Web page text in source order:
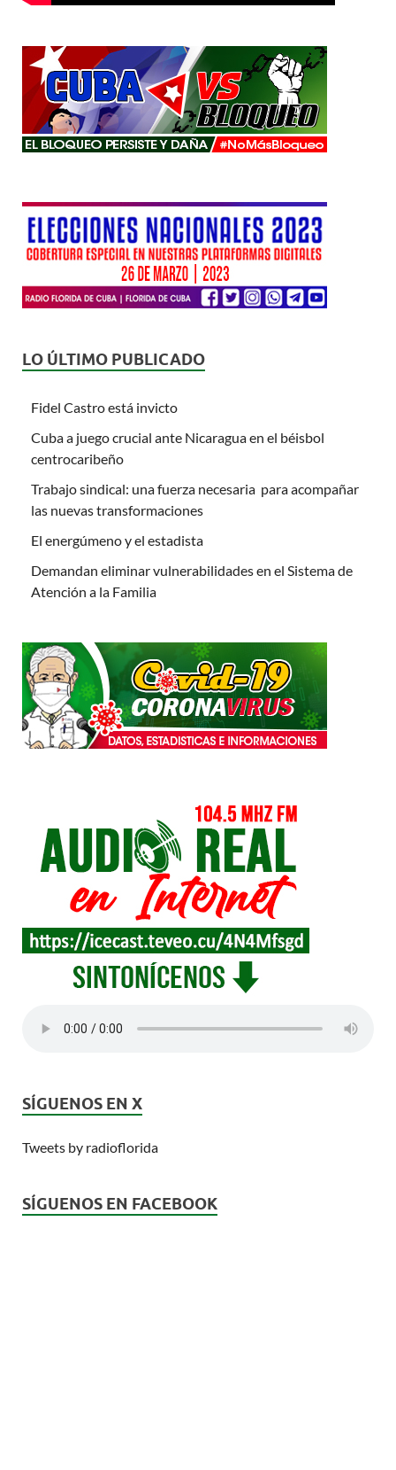
LO ÚLTIMO PUBLICADO
Fidel Castro está invicto
Cuba a juego crucial ante Nicaragua en el béisbol
centrocaribeño
Trabajo sindical: una fuerza necesaria para acompañar
las nuevas transformaciones
El energúmeno y el estadista
Demandan eliminar vulnerabilidades en el Sistema de
Atención a la Familia
SÍGUENOS EN X
Tweets by radioflorida
SÍGUENOS EN FACEBOOK